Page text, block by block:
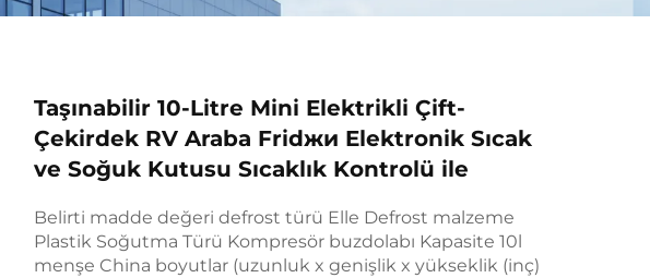
Taşınabilir 10-Litre Mini Elektrikli Çift-
Çekirdek RV Araba Fridжи Elektronik Sıcak
ve Soğuk Kutusu Sıcaklık Kontrolü ile
Belirti madde değeri defrost türü Elle Defrost malzeme
Plastik Soğutma Türü Kompresör buzdolabı Kapasite 10l
menşe China boyutlar (uzunluk x genişlik x yükseklik (inç)